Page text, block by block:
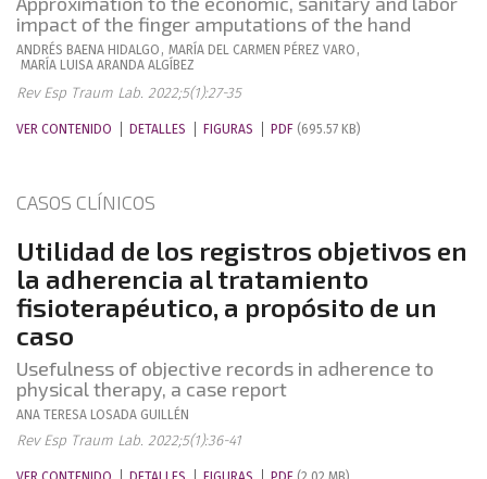
impact of the finger amputations of the hand
ANDRÉS BAENA HIDALGO , MARÍA DEL CARMEN PÉREZ VARO ,
MARÍA LUISA ARANDA ALGÍBEZ
Rev Esp Traum Lab. 2022;5(1):27-35
VER CONTENIDO DETALLES FIGURAS PDF (695.57 KB)
CASOS CLÍNICOS
Utilidad de los registros objetivos en
la adherencia al tratamiento
fisioterapéutico, a propósito de un
caso
Usefulness of objective records in adherence to
physical therapy, a case report
ANA TERESA LOSADA GUILLÉN
Rev Esp Traum Lab. 2022;5(1):36-41